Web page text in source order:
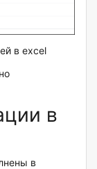
в excel
в
в